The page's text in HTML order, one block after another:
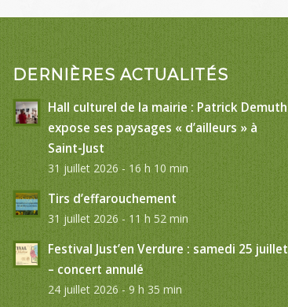
DERNIÈRES ACTUALITÉS
Hall culturel de la mairie : Patrick Demuth
expose ses paysages « d’ailleurs » à
Saint-Just
31 juillet 2026 - 16 h 10 min
Tirs d’effarouchement
31 juillet 2026 - 11 h 52 min
Festival Just’en Verdure : samedi 25 juillet
– concert annulé
24 juillet 2026 - 9 h 35 min